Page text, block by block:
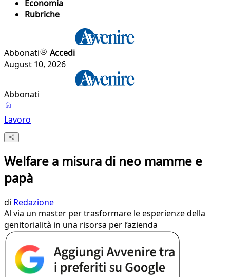
Economia
Rubriche
Abbonati
Accedi
August 10, 2026
Abbonati
Lavoro
Welfare a misura di neo mamme e
papà
di Redazione
Al via un master per trasformare le esperienze della
genitorialità in una risorsa per l’azienda